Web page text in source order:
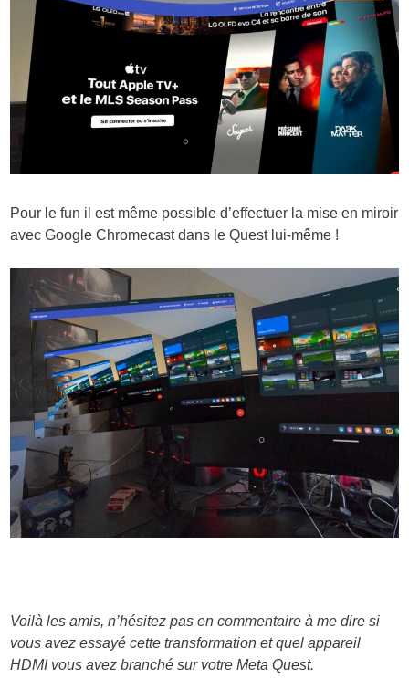
Pour le fun il est même possible d’effectuer la mise en miroir
avec Google Chromecast dans le Quest lui-même !
Voilà les amis, n’hésitez pas en commentaire à me dire si
vous avez essayé cette transformation et quel appareil
HDMI vous avez branché sur votre Meta Quest.